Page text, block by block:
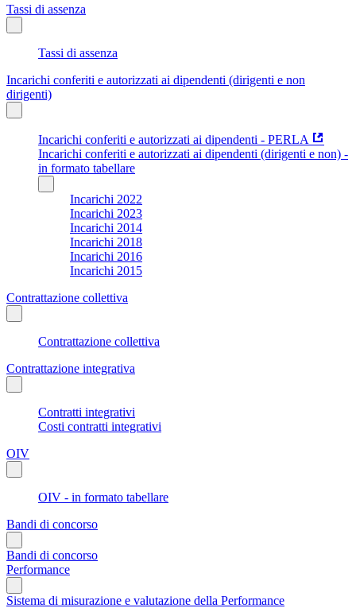
Tassi di assenza
Tassi di assenza
Incarichi conferiti e autorizzati ai dipendenti (dirigenti e non
dirigenti)
Incarichi conferiti e autorizzati ai dipendenti - PERLA
Incarichi conferiti e autorizzati ai dipendenti (dirigenti e non) -
in formato tabellare
Incarichi 2022
Incarichi 2023
Incarichi 2014
Incarichi 2018
Incarichi 2016
Incarichi 2015
Contrattazione collettiva
Contrattazione collettiva
Contrattazione integrativa
Contratti integrativi
Costi contratti integrativi
OIV
OIV - in formato tabellare
Bandi di concorso
Bandi di concorso
Performance
Sistema di misurazione e valutazione della Performance